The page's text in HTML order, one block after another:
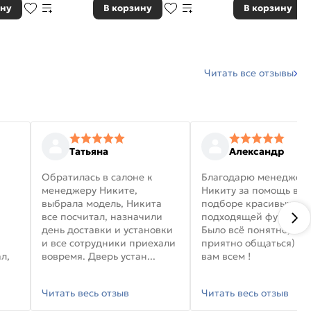
В корзину В корзину
Читать все отзывы
Татьяна
Обратилась в салоне к
менеджеру Никите,
выбрала модель, Никита
все посчитал, назначили
день доставки и установки
и все сотрудники приехали
вовремя. Дверь устан...
Читать весь отзыв
Александр
Благодарю
Никиту за помощь в
подборе красивых
подходящей
Было всё понятно, и
приятно общаться)
вам всем !
Читать весь отзыв